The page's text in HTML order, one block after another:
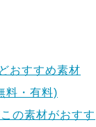
おすすめ素材
料・有料)
の素材がおすす